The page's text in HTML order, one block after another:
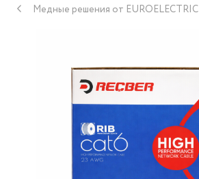
Медные решения от EUROELECTRIC